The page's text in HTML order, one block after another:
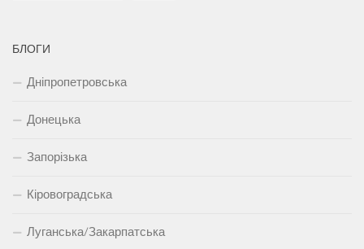
БЛОГИ
Дніпропетровська
Донецька
Запорізька
Кіровоградська
Луганська/Закарпатська